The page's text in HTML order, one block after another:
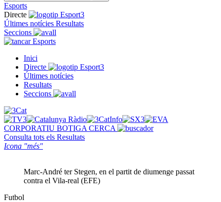
Esports
Directe
Últimes notícies Resultats
Seccions
Esports
Inici
Directe
Últimes notícies
Resultats
Seccions
CORPORATIU BOTIGA CERCA
Consulta tots els Resultats
Icona "més"
Marc-André ter Stegen, en el partit de diumenge passat
contra el Vila-real (EFE)
Futbol